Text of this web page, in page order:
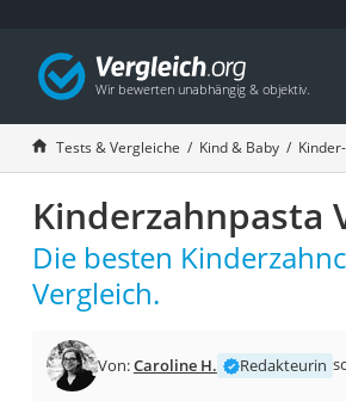
Tests & Vergleiche Kind & Baby
Kinderzahnpasta
Die besten
Vergleich.
Von:Caroline H. Redakteurin